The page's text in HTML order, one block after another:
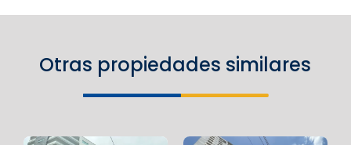
Otras propiedades similares